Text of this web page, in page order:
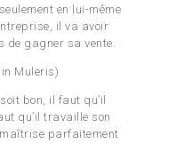
en lui-même
il va avoir
de gagner sa vente.
Muleris)
bon, il faut qu’il
qu’il travaille son
maîtrise parfaitement